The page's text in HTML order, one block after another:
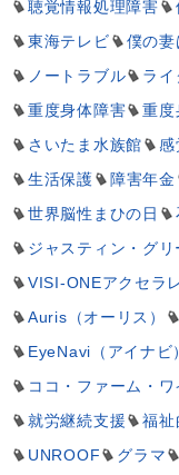
聴覚情報処理障害
東海テレビ
僕の妻
ノートラブル
ライ
重度身体障害
重度
さいたま水族館
感
生活保護
障害年金
世界脳性まひの日
ジャスティン・グリ
VISI-ONEアクセラ
Auris（オーリス）
EyeNavi（アイナビ
ココ・ファーム・ワ
就労継続支援
福祉
UNROOF
グラマ